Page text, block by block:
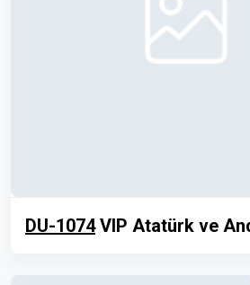
DU-1074VIP Atatürk ve